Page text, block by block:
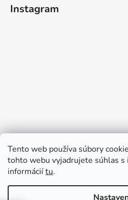
Tento web používa súbory
tohto webu vyjadrujete súhlas s
informáciítu.
Instagram
Sledovať na